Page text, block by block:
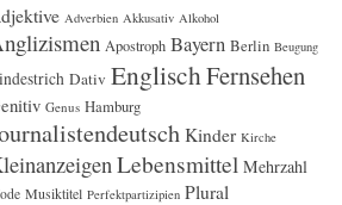
Adverbien Akkusativ Alkohol
Apostroph Bayern Berlin Beugung
Dativ EnglischFernsehen
Genus Hamburg
Kinder Kirche
Lebensmittel Mehrzahl
Musiktitel Perfektpartizipien Plural